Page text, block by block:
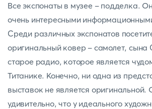
Все экспонаты в музее - подделка.
очень интересными
Среди различных экспонатов
оригинальный ковер - самолет, сына
старое радио, которое является
Титанике. Конечно, ни одна из
выставок не является оригинальной.
удивительно, что у идеального